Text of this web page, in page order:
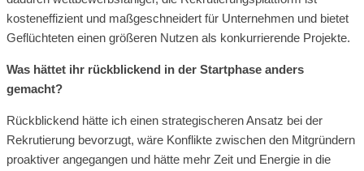
kosteneffizient und maßgeschneidert für Unternehmen und bietet
Geflüchteten einen größeren Nutzen als konkurrierende Projekte.
Was hättet ihr rückblickend in der Startphase anders
gemacht?
Rückblickend hätte ich einen strategischeren Ansatz bei der
Rekrutierung bevorzugt, wäre Konflikte zwischen den Mitgründern
proaktiver angegangen und hätte mehr Zeit und Energie in die